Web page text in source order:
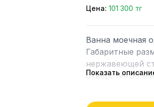
Цена: 101 300 тг
Ванна моечная
Габаритные
нержавеющей
отверстия 50
Показать